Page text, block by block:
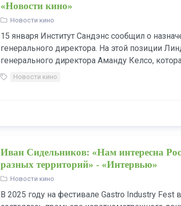
«Новости кино»
Новости кино
15 января Институт Сандэнс сообщил о
генерального директора. На этой позиции
генерального директора Аманду Келсо,
Новости кино
Иван Сидельников: «Нам интересна
разных территорий» - «Интервью»
Новости кино
В 2025 году на фестивале Gastro Industry